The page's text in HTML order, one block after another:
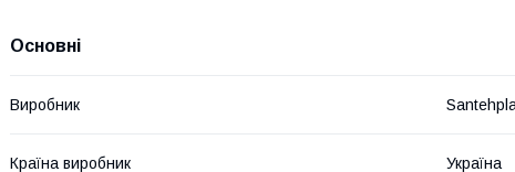
Основні
Виробник
Країна виробник Україна